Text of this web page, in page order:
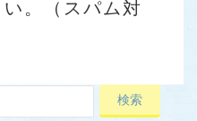
。（スパム対